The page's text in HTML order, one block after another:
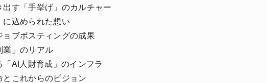
出す「手挙げ」のカルチャー
に込められた想い
ョブポスティングの成果
業」のリアル
「AI人財育成」のインフラ
とこれからのビジョン